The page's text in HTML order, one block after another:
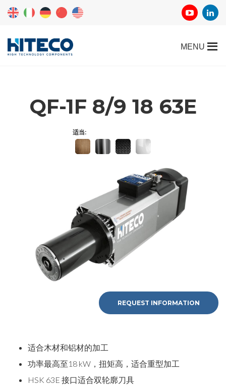
QF-1F 8/9 18 63E
适当:
REQUEST INFORMATION
适合木材和铝材的加工
功率最高至18 kW，扭矩高，适合重型加工
HSK 63E 接口适合双轮廓刀具